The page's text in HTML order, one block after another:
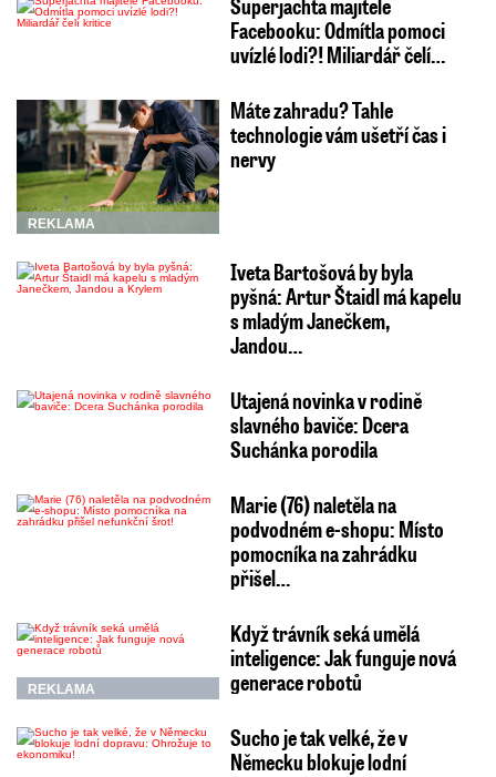
Facebooku: Odmítla pomoci
uvízlé lodi?! Miliardář čelí…
REKLAMA
Máte zahradu? Tahle
technologie vám ušetří čas i
nervy
Iveta Bartošová by byla
pyšná: Artur Štaidl má kapelu
s mladým Janečkem,
Jandou…
Utajená novinka v rodině
slavného baviče: Dcera
Suchánka porodila
Marie (76) naletěla na
podvodném e-shopu: Místo
pomocníka na zahrádku
přišel…
REKLAMA
Když trávník seká umělá
inteligence: Jak funguje nová
generace robotů
Sucho je tak velké, že v
Německu blokuje lodní